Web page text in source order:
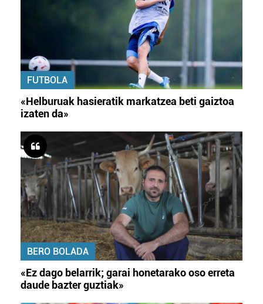
FUTBOLA
«Helburuak hasieratik markatzea beti gaiztoa
izaten da»
BERO BOLADA
«Ez dago belarrik; garai honetarako oso erreta
daude bazter guztiak»